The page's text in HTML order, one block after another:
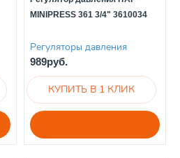
MINIPRESS 361 3/4" 3610034
Регуляторы давления
989руб.